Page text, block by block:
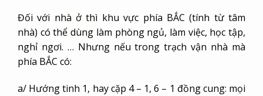
Đối với nhà ở thì khu vực phía BẮC (tính từ tâm
nhà) có thể dùng làm phòng ngủ, làm việc, học tập,
nghỉ ngơi. … Nhưng nếu trong trạch vận nhà mà
phía BẮC có:
a/ Hướng tinh 1, hay cặp 4 – 1, 6 – 1 đồng cung: mọi